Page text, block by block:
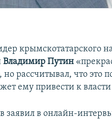
крымскотатарского
Владимир Путин
рассчитывал, что это
ему привести к власти
заявил в онлайн-